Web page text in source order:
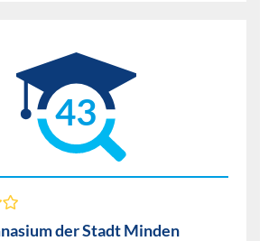
43
der Stadt Minden